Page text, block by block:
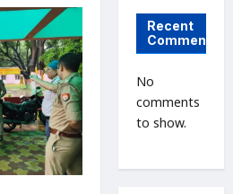
Recent
Comments
No
comments
to show.